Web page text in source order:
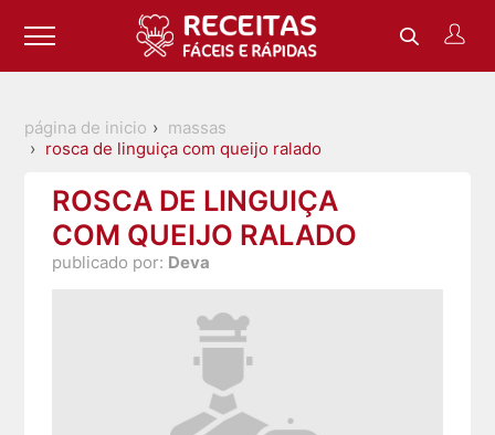
página de inicio
massas
rosca de linguiça com queijo ralado
ROSCA DE LINGUIÇA
COM QUEIJO RALADO
publicado por: Deva